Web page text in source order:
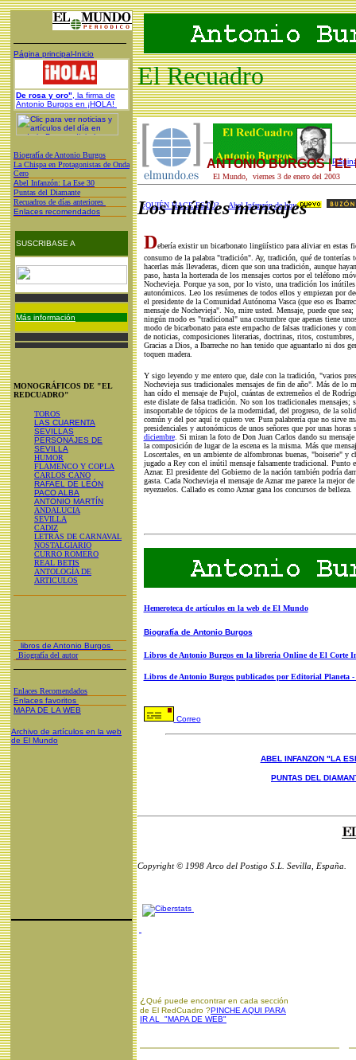
Página principal-Inicio
De rosa y oro" , la firma de
Antonio Burgos en ¡HOLA!
Biografía de Antonio Burgos
La Chispa en Protagonistas de Onda
Cero
Abel Infanzón: La Ese 30
Puntas del Diamante
Recuadros de días anteriores
Enlaces recomendados
SUSCRIBASE A
Más información
MONOGRÁFICOS DE "EL
REDCUADRO"
TOROS
LAS CUARENTA
SEVILLAS
PERSONAJES DE
SEVILLA
HUMOR
FLAMENCO Y COPLA
CARLOS CANO
RAFAEL DE LEÓN
PACO ALBA
ANTONIO MARTÍN
ANDALUCIA
SEVILLA
CADIZ
LETRAS DE CARNAVAL
NOSTALGIARIO
CURRO ROMERO
REAL BETIS
ANTOLOGÍA DE
ARTICULOS
libros de Antonio Burgos
Biografía del autor
Enlaces Recomendados
Enlaces favoritos
MAPA DE LA WEB
Archivo de artículos en la web
de El Mundo
El Recuadro
El Mundo, viernes 3 de enero del 2003
¿QUIÉN HACE ESTO? Abel Infanzón de hoy
ANTONIO BURGOS | EL
Los inútiles mensajes
Debería existir un bicarbonato lingüístico para aliviar en estas
consumo de la palabra "tradición". Ay, tradición, qué de tonterías
hacerlas más llevaderas, dicen que son una tradición, aunque
paso, hasta la horterada de los mensajes cortos por el teléfono
Nochevieja. Porque ya son, por lo visto, una tradición los inútiles
autonómicos. Leo los resúmenes de todos ellos y empiezan por
el presidente de la Comunidad Autónoma Vasca (que eso es
mensaje de Nochevieja". No, mire usted. Mensaje, puede que
ningún modo es "tradicional" una costumbre que apenas tiene
modo de bicarbonato para este empacho de falsas tradiciones y
de noticias, composiciones literarias, doctrinas, ritos, costumbres,
Gracias a Dios, a Ibarreche no han tenido que aguantarlo ni dos
toquen madera.
Y sigo leyendo y me entero que, dale con la tradición, "varios
Nochevieja sus tradicionales mensajes de fin de año". Más de lo
han oído el mensaje de Pujol, cuántas de extremeños el de
este dislate de falsa tradición. No son los tradicionales mensajes;
insoportable de tópicos de la modernidad, del progreso, de la
común y del por aquí te quiero ver. Pura palabrería que no sirve
presidenciales y autonómicos de unos señores que por unas horas
diciembre. Si miran la foto de Don Juan Carlos dando su
la composición de lugar de la escena es la misma. Más que
Loscertales, en un ambiente de alfombronas buenas, "boiserie" y
jugado a Rey con el inútil mensaje falsamente tradicional. Punto
Aznar. El presidente del Gobierno de la nación también podría
gasta. Cada Nochevieja el mensaje de Aznar me parece la mejor
reyezuelos. Callado es como Aznar gana los concursos de belleza.
Hemeroteca de artículos en la web de El Mundo
Biografía de Antonio Burgos
Libros de Antonio Burgos en la libreria Online de El Corte
Libros de Antonio Burgos publicados por Editorial Planeta -
Correo
ABEL INFANZON "LA
PUNTAS DEL
Copyright © 1998 Arco del Postigo S.L. Sevilla, España.
¿ Qué puede encontrar en cada sección
de El RedCuadro ?PINCHE AQUI PARA
IR AL "MAPA DE WEB"